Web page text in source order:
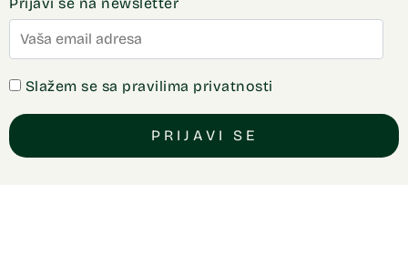
Prijavi se na newsletter
Slažem se sa pravilima privatnosti